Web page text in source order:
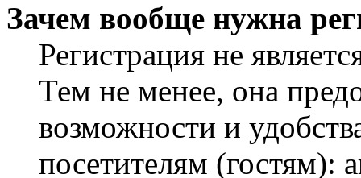
Зачем вообще нужна
Регистрация не
Тем не менее, она
возможности и
посетителям (гостям):